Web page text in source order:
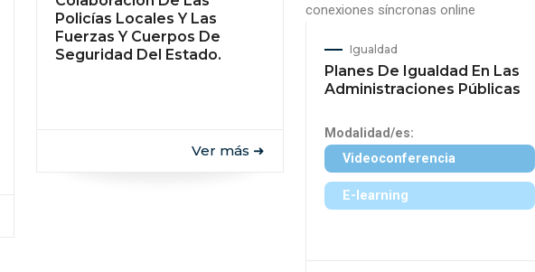
Policías Locales Y Las
Fuerzas Y Cuerpos De
Seguridad Del Estado.
Ver más ➜
Igualdad
Planes De Igualdad En Las
Administraciones Públicas
Modalidad/es:
Videoconferencia
E-learning